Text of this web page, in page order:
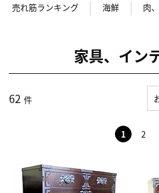
売れ筋ランキング 海鮮 肉
家具、イン
62 件
1 2